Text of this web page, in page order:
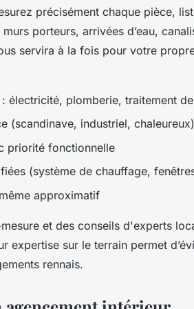
précisément chaque pièce,
porteurs, arrivées d’eau,
servira à la fois pour votre
électricité, plomberie, traitement
(scandinave, industriel, chaleureux)
priorité fonctionnelle
(système de chauffage,
approximatif
et des conseils d'experts
expertise sur le terrain permet
rennais.